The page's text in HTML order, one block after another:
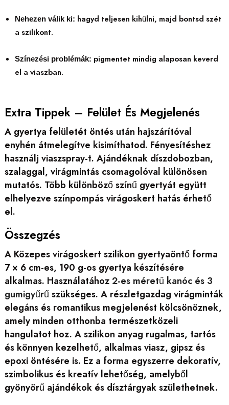
Nehezen válik ki: hagyd teljesen kihűlni, majd bontsd szét
a szilikont.
Színezési problémák: pigmentet mindig alaposan keverd
el a viaszban.
Extra Tippek – Felület És Megjelenés
A gyertya felületét öntés után hajszárítóval
enyhén átmelegítve kisimíthatod. Fényesítéshez
használj viaszspray-t. Ajándéknak díszdobozban,
szalaggal, virágmintás csomagolóval különösen
mutatós. Több különböző színű gyertyát együtt
elhelyezve színpompás virágoskert hatás érhető
el.
Összegzés
A Közepes virágoskert szilikon gyertyaöntő forma
7 × 6 cm-es, 190 g-os gyertya készítésére
alkalmas. Használatához2-es méretű kanóc és 3
gumigyűrűszükséges. A részletgazdag virágminták
elegáns és romantikus megjelenést kölcsönöznek,
amely minden otthonba természetközeli
hangulatot hoz. A szilikon anyag rugalmas, tartós
és könnyen kezelhető, alkalmas viasz, gipsz és
epoxi öntésére is. Ez a forma egyszerre dekoratív,
szimbolikus és kreatív lehetőség, amelyből
gyönyörű ajándékok és dísztárgyak születhetnek.